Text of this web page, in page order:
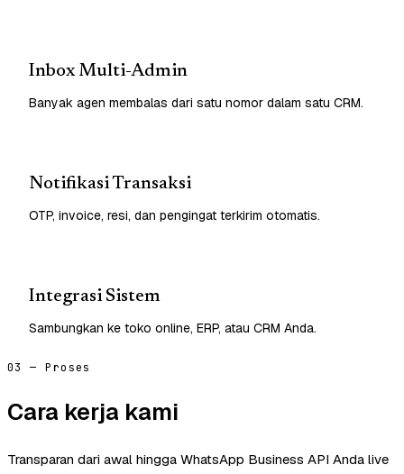
Inbox Multi-Admin
Banyak agen membalas dari satu nomor dalam satu CRM.
Notifikasi Transaksi
OTP, invoice, resi, dan pengingat terkirim otomatis.
Integrasi Sistem
Sambungkan ke toko online, ERP, atau CRM Anda.
03 — Proses
Cara kerja kami
Transparan dari awal hingga WhatsApp Business API Anda live